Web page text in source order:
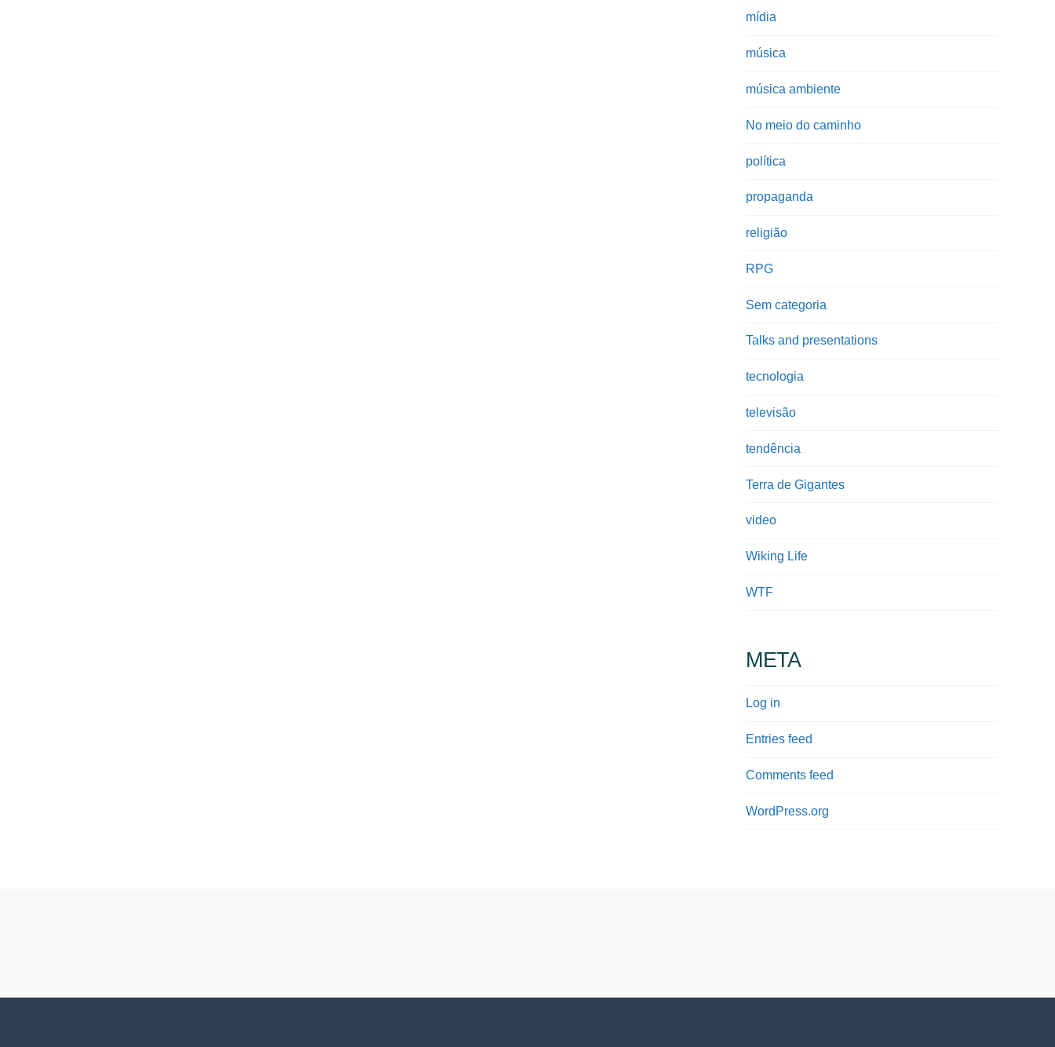
mídia
música
música ambiente
No meio do caminho
política
propaganda
religião
RPG
Sem categoria
Talks and presentations
tecnologia
televisão
tendência
Terra de Gigantes
video
Wiking Life
WTF
META
Log in
Entries feed
Comments feed
WordPress.org